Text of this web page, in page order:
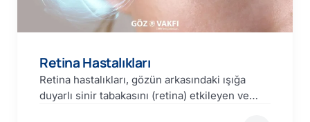
Retina Hastalıkları
Retina hastalıkları, gözün arkasındaki ışığa
duyarlı sinir tabakasını (retina) etkileyen ve